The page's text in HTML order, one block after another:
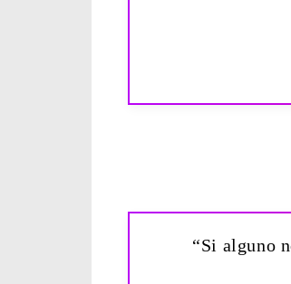
“Si alguno